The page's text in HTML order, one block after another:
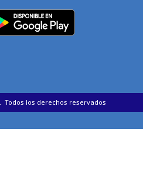
m
Todos los derechos reservados